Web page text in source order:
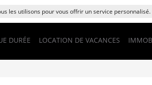
les utilisons pour vous offrir un service personnalisé.
LOCATION DE VACANCES
DURÉE